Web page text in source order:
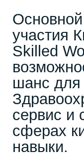
участия
Skilled
шанс для
сервис и
сферах
навыки.